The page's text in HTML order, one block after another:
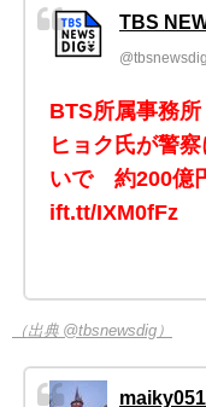
TBS
@tbsnewsdig
BTS所属事務
ヒョク氏が警
いで 約200億
ift.tt/IXM0fFz
（出典 @tbsnewsdig）